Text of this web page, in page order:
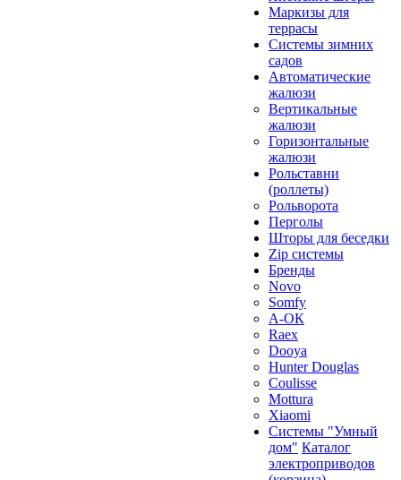
Маркизы для
террасы
Системы зимних
садов
Автоматические
жалюзи
Вертикальные
жалюзи
Горизонтальные
жалюзи
Рольставни
(роллеты)
Рольворота
Перголы
Шторы для беседки
Zip системы
Бренды
Novo
Somfy
А-ОК
Raex
Dooya
Hunter Douglas
Coulisse
Mottura
Xiaomi
Системы "Умный
дом" Каталог
электроприводов